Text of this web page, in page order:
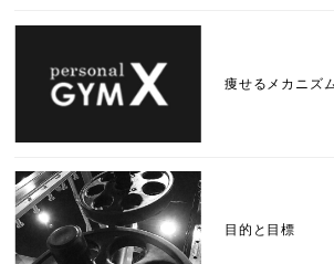
痩せるメカニズ
目的と目標